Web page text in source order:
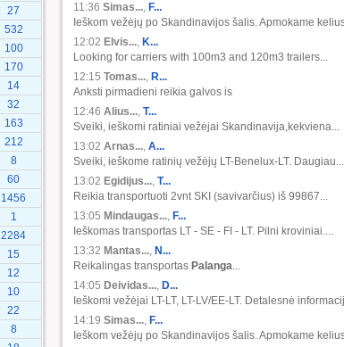
27
532
100
170
14
32
163
212
8
60
1456
1
2284
15
12
10
22
8
11:36 Simas..., F...
Ieškom vežėjų po Skandinavijos šalis. Apmokame
12:02 Elvis..., K...
Looking for carriers with 100m3 and 120m3 trailers...
12:15 Tomas..., R...
Anksti pirmadieni reikia galvos is
12:46 Alius..., T...
Sveiki, ieškomi ratiniai vežėjai Skandinavija,kekviena...
13:02 Arnas..., A...
Sveiki, ieškome ratinių vežėjų LT-Benelux-LT. Daugiau...
13:02 Egidijus..., T...
Reikia transportuoti 2vnt SKI (savivarčius) iš 99867...
13:05 Mindaugas..., F...
Ieškomas transportas LT - SE - FI - LT. Pilni kroviniai....
13:32 Mantas..., N...
Reikalingas transportas Palanga...
14:05 Deividas..., D...
Ieškomi vežėjai LT-LT, LT-LV/EE-LT. Detalesnė
14:19 Simas..., F...
Ieškom vežėjų po Skandinavijos šalis. Apmokame